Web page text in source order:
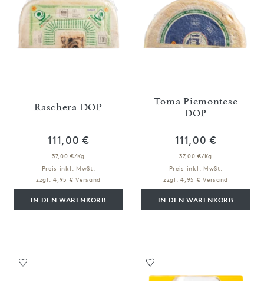
Raschera DOP
111,00 €
37,00 €/Kg
Preis inkl. MwSt.
zzgl. 4,95 € Versand
IN DEN WARENKORB
Toma Piemontese
DOP
111,00 €
37,00 €/Kg
Preis inkl. MwSt.
zzgl. 4,95 € Versand
IN DEN WARENKORB